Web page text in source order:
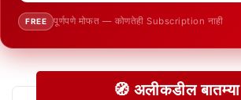
FREE पूर्णपणे मोफत — कोणतेही Subscription नाही
🧭 अलीकडील बातम्या